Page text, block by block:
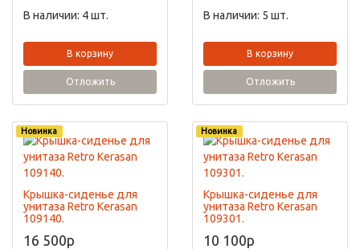
В наличии: 4 шт.
В корзину
Отложить
В наличии: 5 шт.
В корзину
Отложить
Новинка
Крышка-сиденье для
унитаза Retro Kerasan
109140.
16 500p
Новинка
Крышка-сиденье для
унитаза Retro Kerasan
109301.
10 100p